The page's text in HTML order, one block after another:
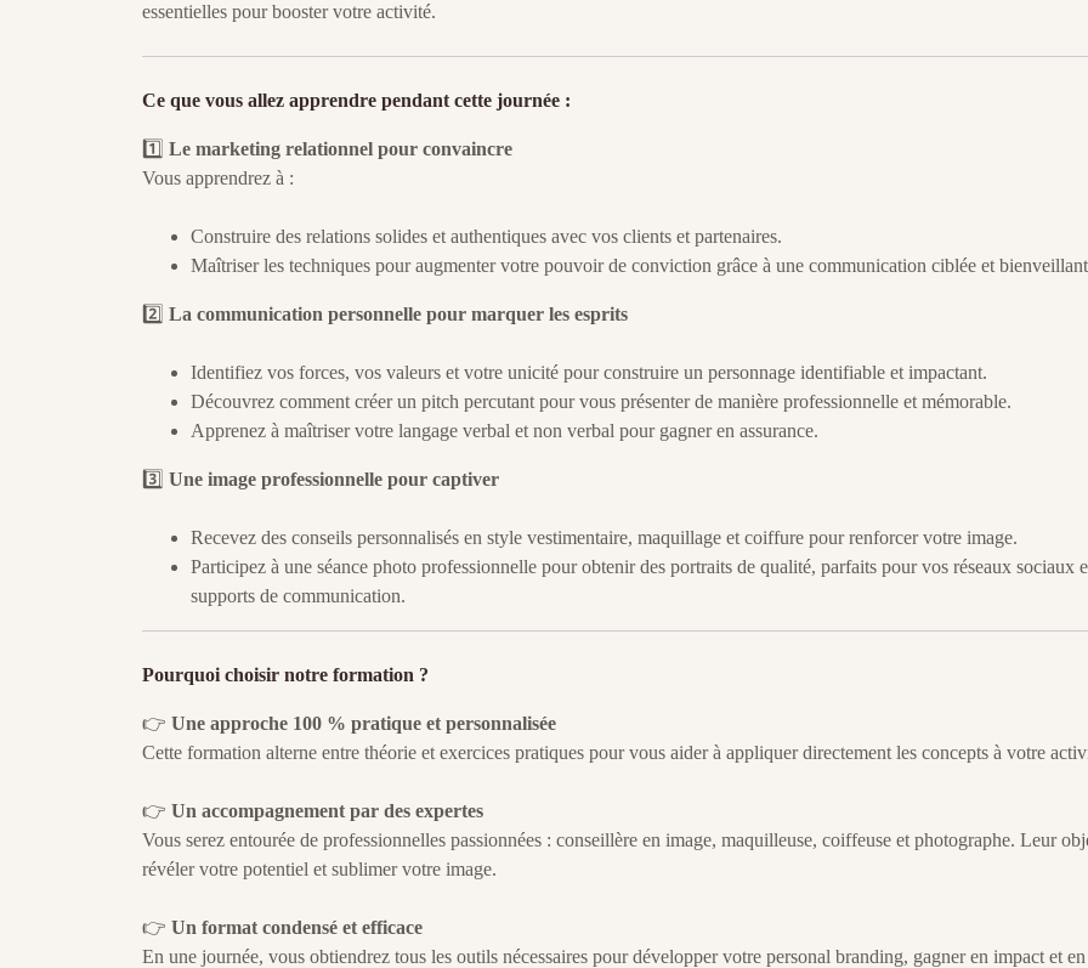
essentielles pour booster votre activité.
Ce que vous allez apprendre pendant cette journée :
1️⃣ Le marketing relationnel pour convaincre
Vous apprendrez à :
Construire des relations solides et authentiques avec vos clients et partenaires.
Maîtriser les techniques pour augmenter votre pouvoir de conviction grâce à une communication ciblée et
2️⃣ La communication personnelle pour marquer les esprits
Identifiez vos forces, vos valeurs et votre unicité pour construire un personnage identifiable et impactant.
Découvrez comment créer un pitch percutant pour vous présenter de manière professionnelle et mémorable.
Apprenez à maîtriser votre langage verbal et non verbal pour gagner en assurance.
3️⃣ Une image professionnelle pour captiver
Recevez des conseils personnalisés en style vestimentaire, maquillage et coiffure pour renforcer votre image.
Participez à une séance photo professionnelle pour obtenir des portraits de qualité, parfaits pour vos réseaux sociaux
supports de communication.
Pourquoi choisir notre formation ?
👉 Une approche 100 % pratique et personnalisée
Cette formation alterne entre théorie et exercices pratiques pour vous aider à appliquer directement les concepts à votre
👉 Un accompagnement par des expertes
Vous serez entourée de professionnelles passionnées : conseillère en image, maquilleuse, coiffeuse et photographe. Leur
révéler votre potentiel et sublimer votre image.
👉 Un format condensé et efficace
En une journée, vous obtiendrez tous les outils nécessaires pour développer votre personal branding, gagner en impact et en